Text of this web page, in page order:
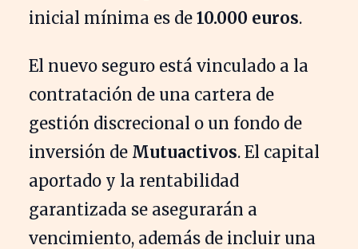
inicial mínima es de 10.000 euros.
El nuevo seguro está vinculado a la
contratación de una cartera de
gestión discrecional o un fondo de
inversión de Mutuactivos. El capital
aportado y la rentabilidad
garantizada se asegurarán a
vencimiento, además de incluir una